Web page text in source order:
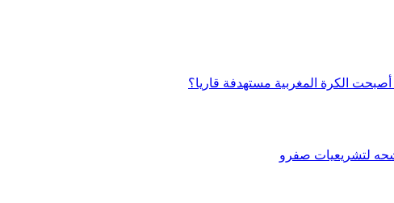
الكرة المغربية مستهدفة قاريا؟
لتشريعيات صفرو